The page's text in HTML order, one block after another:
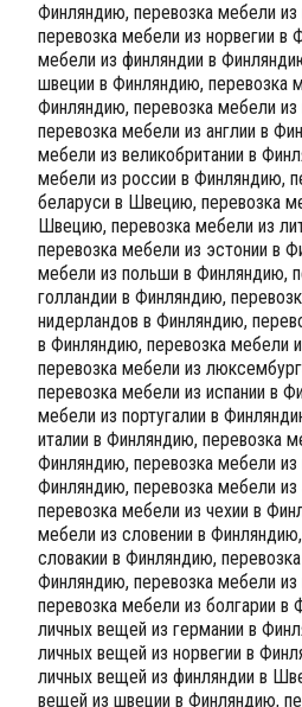
Финляндию, перевозка мебели
перевозка мебели из норвегии в
мебели из финляндии в
швеции в Финляндию, перевозка
Финляндию, перевозка мебели
перевозка мебели из англии в
мебели из великобритании в
мебели из россии в Финляндию,
беларуси в Швецию, перевозка
Швецию, перевозка мебели из
перевозка мебели из эстонии в
мебели из польши в Финляндию,
голландии в Финляндию,
нидерландов в Финляндию,
в Финляндию, перевозка мебели
перевозка мебели из
перевозка мебели из испании в
мебели из португалии в
италии в Финляндию, перевозка
Финляндию, перевозка мебели из
Финляндию, перевозка мебели
перевозка мебели из чехии в
мебели из словении в
словакии в Финляндию,
Финляндию, перевозка мебели
перевозка мебели из болгарии в
личных вещей из германии в
личных вещей из норвегии в
личных вещей из финляндии в
вещей из швеции в Финляндию,